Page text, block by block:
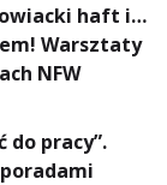
haft i…
Warsztaty
NFW
do pracy”.